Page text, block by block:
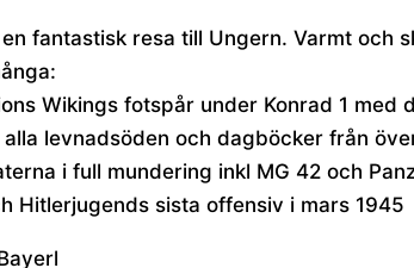
fantastisk resa till Ungern. Varmt och
Wikings fotspår under Konrad 1 med
levnadsöden och dagböcker från
i full mundering inkl MG 42 och
Hitlerjugends sista offensiv i mars 1945